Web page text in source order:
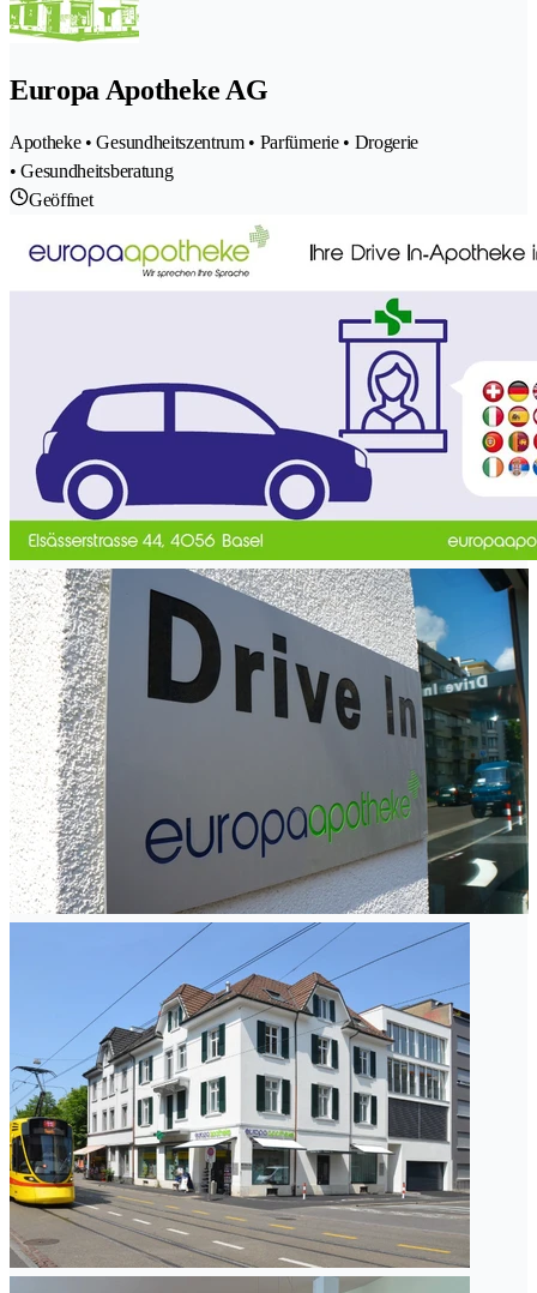
Europa Apotheke AG
Apotheke • Gesundheitszentrum • Parfümerie • Drogerie
• Gesundheitsberatung
Geöffnet